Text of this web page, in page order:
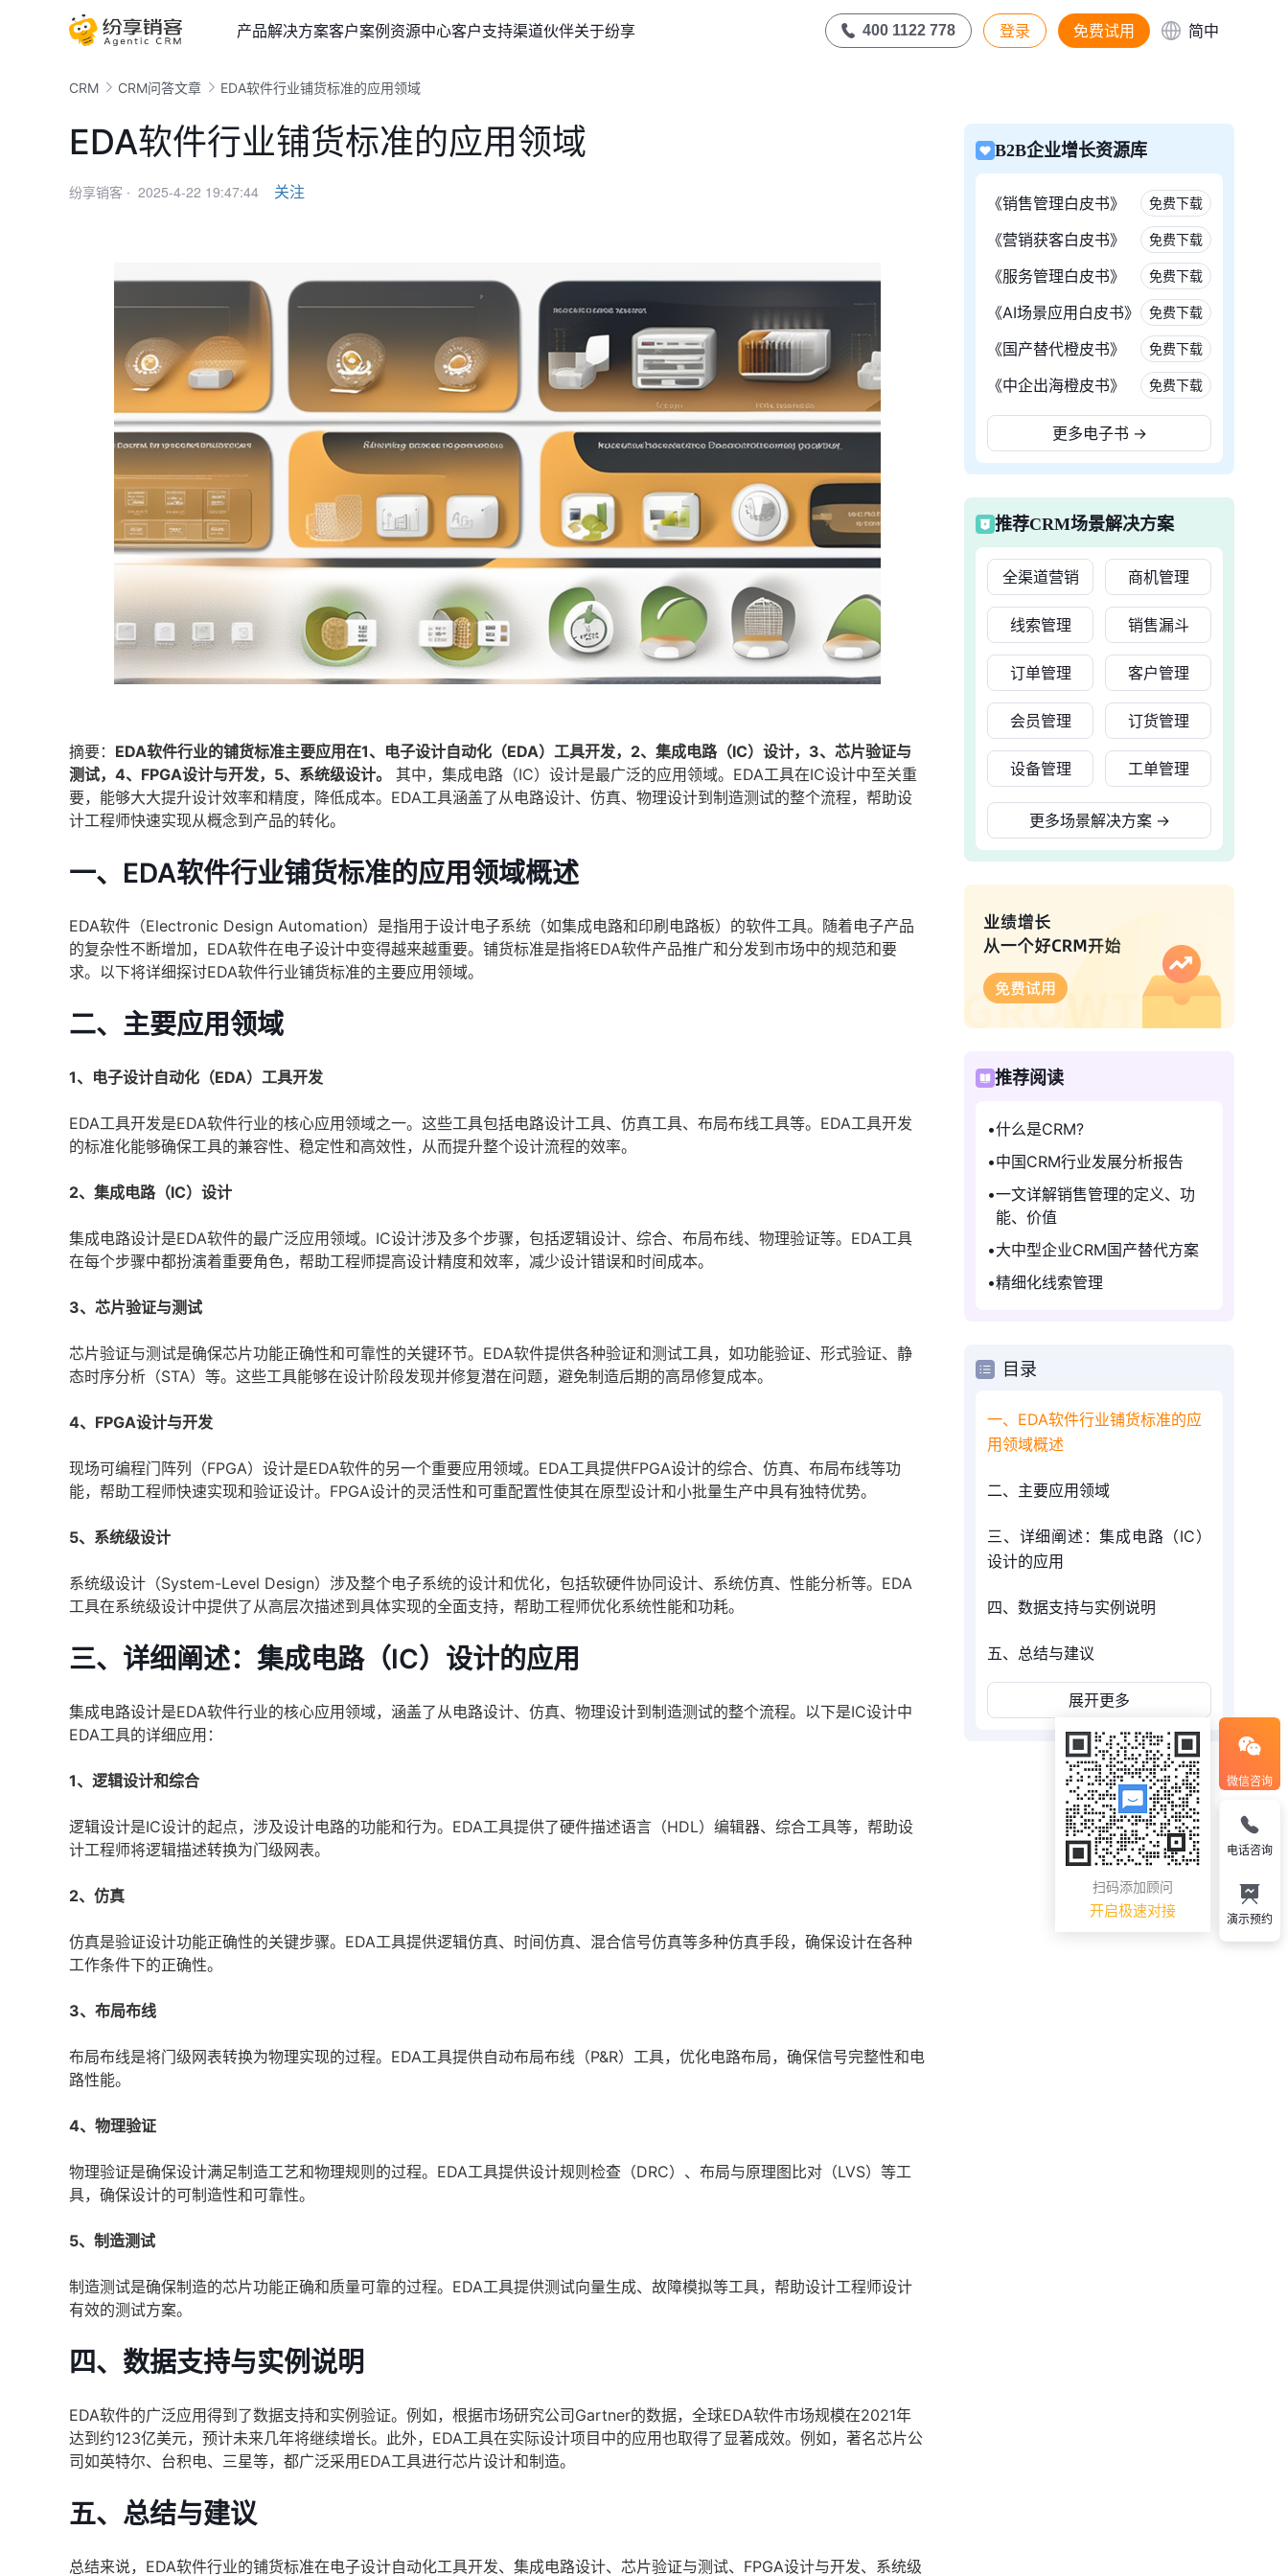
产品解决方案客户案例资源中心客户支持渠道伙伴关于纷享 400 1122 778 登录 免费试用 简中
CRM CRM问答文章 EDA软件行业铺货标准的应用领域
EDA软件行业铺货标准的应用领域
纷享销客 · 2025-4-22 19:47:44 关注
摘要： EDA软件行业的铺货标准主要应用在1、电子设计自动化（EDA）工具开发，2、集成电路（IC）设计，3、芯片验证与
测试，4、FPGA设计与开发，5、系统级设计。
其中，集成电路（IC）设计是最广泛的应用领域。EDA工具在IC设计中至关重
要，能够大大提升设计效率和精度，降低成本。EDA工具涵盖了从电路设计、仿真、物理设计到制造测试的整个流程，帮助设
计工程师快速实现从概念到产品的转化。
一、EDA软件行业铺货标准的应用领域概述
EDA软件（Electronic Design Automation）是指用于设计电子系统（如集成电路和印刷电路板）的软件工具。随着电子产品
的复杂性不断增加，EDA软件在电子设计中变得越来越重要。铺货标准是指将EDA软件产品推广和分发到市场中的规范和要
求。以下将详细探讨EDA软件行业铺货标准的主要应用领域。
二、主要应用领域
1、电子设计自动化（EDA）工具开发
EDA工具开发是EDA软件行业的核心应用领域之一。这些工具包括电路设计工具、仿真工具、布局布线工具等。EDA工具开发
的标准化能够确保工具的兼容性、稳定性和高效性，从而提升整个设计流程的效率。
2、集成电路（IC）设计
集成电路设计是EDA软件的最广泛应用领域。IC设计涉及多个步骤，包括逻辑设计、综合、布局布线、物理验证等。EDA工具
在每个步骤中都扮演着重要角色，帮助工程师提高设计精度和效率，减少设计错误和时间成本。
3、芯片验证与测试
芯片验证与测试是确保芯片功能正确性和可靠性的关键环节。EDA软件提供各种验证和测试工具，如功能验证、形式验证、静
态时序分析（STA）等。这些工具能够在设计阶段发现并修复潜在问题，避免制造后期的高昂修复成本。
4、FPGA设计与开发
现场可编程门阵列（FPGA）设计是EDA软件的另一个重要应用领域。EDA工具提供FPGA设计的综合、仿真、布局布线等功
能，帮助工程师快速实现和验证设计。FPGA设计的灵活性和可重配置性使其在原型设计和小批量生产中具有独特优势。
5、系统级设计
系统级设计（System-Level Design）涉及整个电子系统的设计和优化，包括软硬件协同设计、系统仿真、性能分析等。EDA
工具在系统级设计中提供了从高层次描述到具体实现的全面支持，帮助工程师优化系统性能和功耗。
三、详细阐述：集成电路（IC）设计的应用
集成电路设计是EDA软件行业的核心应用领域，涵盖了从电路设计、仿真、物理设计到制造测试的整个流程。以下是IC设计中
EDA工具的详细应用：
1、逻辑设计和综合
逻辑设计是IC设计的起点，涉及设计电路的功能和行为。EDA工具提供了硬件描述语言（HDL）编辑器、综合工具等，帮助设
计工程师将逻辑描述转换为门级网表。
2、仿真
仿真是验证设计功能正确性的关键步骤。EDA工具提供逻辑仿真、时间仿真、混合信号仿真等多种仿真手段，确保设计在各种
工作条件下的正确性。
3、布局布线
布局布线是将门级网表转换为物理实现的过程。EDA工具提供自动布局布线（P&R）工具，优化电路布局，确保信号完整性和电
路性能。
4、物理验证
物理验证是确保设计满足制造工艺和物理规则的过程。EDA工具提供设计规则检查（DRC）、布局与原理图比对（LVS）等工
具，确保设计的可制造性和可靠性。
5、制造测试
制造测试是确保制造的芯片功能正确和质量可靠的过程。EDA工具提供测试向量生成、故障模拟等工具，帮助设计工程师设计
有效的测试方案。
四、数据支持与实例说明
EDA软件的广泛应用得到了数据支持和实例验证。例如，根据市场研究公司Gartner的数据，全球EDA软件市场规模在2021年
达到约123亿美元，预计未来几年将继续增长。此外，EDA工具在实际设计项目中的应用也取得了显著成效。例如，著名芯片公
司如英特尔、台积电、三星等，都广泛采用EDA工具进行芯片设计和制造。
五、总结与建议
总结来说，EDA软件行业的铺货标准在电子设计自动化工具开发、集成电路设计、芯片验证与测试、FPGA设计与开发、系统级
B2B企业增长资源库
《销售管理白皮书》 免费下载
《营销获客白皮书》 免费下载
《服务管理白皮书》 免费下载
《AI场景应用白皮书》 免费下载
《国产替代橙皮书》 免费下载
《中企出海橙皮书》 免费下载
更多电子书 →
推荐CRM场景解决方案
全渠道营销 商机管理
线索管理 销售漏斗
订单管理 客户管理
会员管理 订货管理
设备管理 工单管理
更多场景解决方案 →
推荐阅读
什么是CRM?
中国CRM行业发展分析报告
一文详解销售管理的定义、功
能、价值
大中型企业CRM国产替代方案
精细化线索管理
目录
一、EDA软件行业铺货标准的应
用领域概述
二、主要应用领域
三、详细阐述：集成电路（IC）
设计的应用
四、数据支持与实例说明
五、总结与建议
展开更多
微信咨询
扫码添加顾问
开启极速对接
电话咨询
演示预约